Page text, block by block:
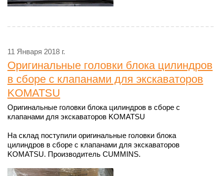
11 Января 2018 г.
Оригинальные головки блока цилиндров
в сборе с клапанами для экскаваторов
KOMATSU
Оригинальные головки блока цилиндров в сборе с
клапанами для экскаваторов KOMATSU
На склад поступили оригинальные головки блока
цилиндров в сборе с клапанами для экскаваторов
KOMATSU. Производитель CUMMINS.